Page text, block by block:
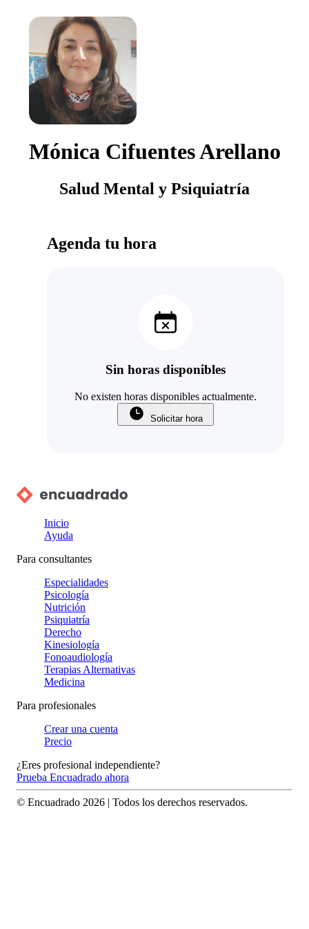
Mónica Cifuentes Arellano
Salud Mental y Psiquiatría
Agenda tu hora
Sin horas disponibles
No existen horas disponibles actualmente.
Solicitar hora
Inicio
Ayuda
Para consultantes
Especialidades
Psicología
Nutrición
Psiquiatría
Derecho
Kinesiología
Fonoaudiología
Terapias Alternativas
Medicina
Para profesionales
Crear una cuenta
Precio
¿Eres profesional independiente?
Prueba Encuadrado ahora
© Encuadrado 2026 | Todos los derechos reservados.